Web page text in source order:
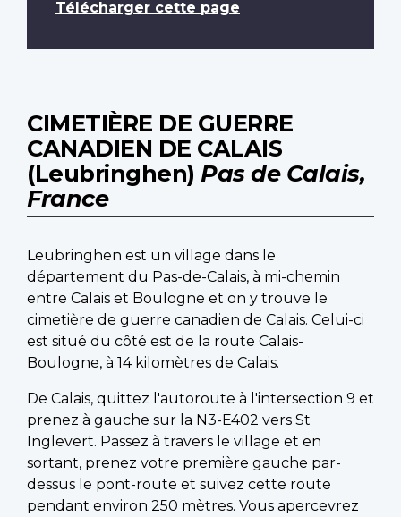
Télécharger cette page
CIMETIÈRE DE GUERRE
CANADIEN DE CALAIS
(Leubringhen) Pas de Calais,
France
Leubringhen est un village dans le
département du Pas-de-Calais, à mi-chemin
entre Calais et Boulogne et on y trouve le
cimetière de guerre canadien de Calais. Celui-ci
est situé du côté est de la route Calais-
Boulogne, à 14 kilomètres de Calais.
De Calais, quittez l'autoroute à l'intersection 9 et
prenez à gauche sur la N3-E402 vers St
Inglevert. Passez à travers le village et en
sortant, prenez votre première gauche par-
dessus le pont-route et suivez cette route
pendant environ 250 mètres. Vous apercevrez